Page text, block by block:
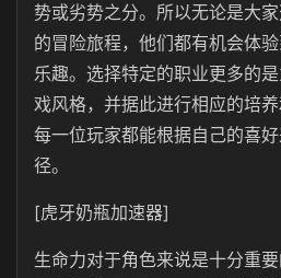
势或劣势之分。所以无论是大
的冒险旅程，他们都有机会体
乐趣。选择特定的职业更多的
戏风格，并据此进行相应的培
每一位玩家都能根据自己的喜
径。
[虎牙奶瓶加速器]
生命力对于角色来说是十分重